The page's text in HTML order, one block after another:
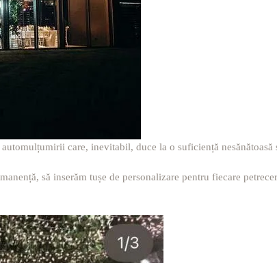
care, inevitabil, duce la o suficiență nesănătoasă
să inserăm tușe de personalizare pentru fiecare